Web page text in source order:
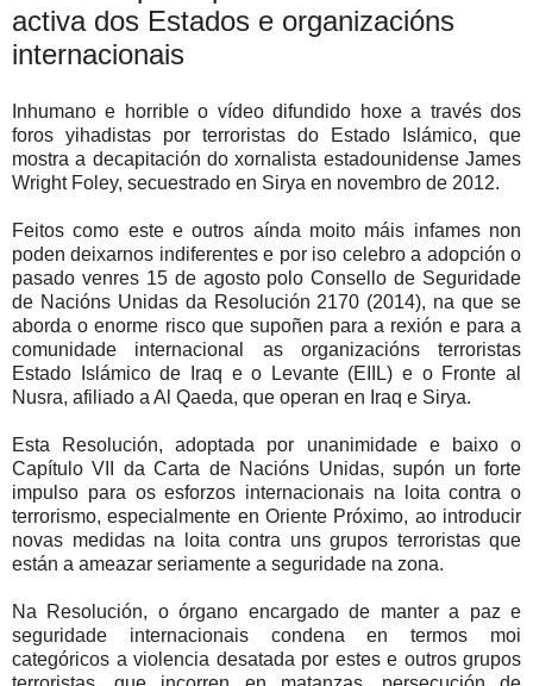
activa dos Estados e organizacións
internacionais
Inhumano e horrible o vídeo difundido hoxe a través dos
foros yihadistas por terroristas do Estado Islámico, que
mostra a decapitación do xornalista estadounidense James
Wright Foley, secuestrado en Sirya en novembro de 2012.
Feitos como este e outros aínda moito máis infames non
poden deixarnos indiferentes e por iso celebro a adopción o
pasado venres 15 de agosto polo Consello de Seguridade
de Nacións Unidas da Resolución 2170 (2014), na que se
aborda o enorme risco que supoñen para a rexión e para a
comunidade internacional as organizacións terroristas
Estado Islámico de Iraq e o Levante (EIIL) e o Fronte al
Nusra, afiliado a Al Qaeda, que operan en Iraq e Sirya.
Esta Resolución, adoptada por unanimidade e baixo o
Capítulo VII da Carta de Nacións Unidas, supón un forte
impulso para os esforzos internacionais na loita contra o
terrorismo, especialmente en Oriente Próximo, ao introducir
novas medidas na loita contra uns grupos terroristas que
están a ameazar seriamente a seguridade na zona.
Na Resolución, o órgano encargado de manter a paz e
seguridade internacionais condena en termos moi
categóricos a violencia desatada por estes e outros grupos